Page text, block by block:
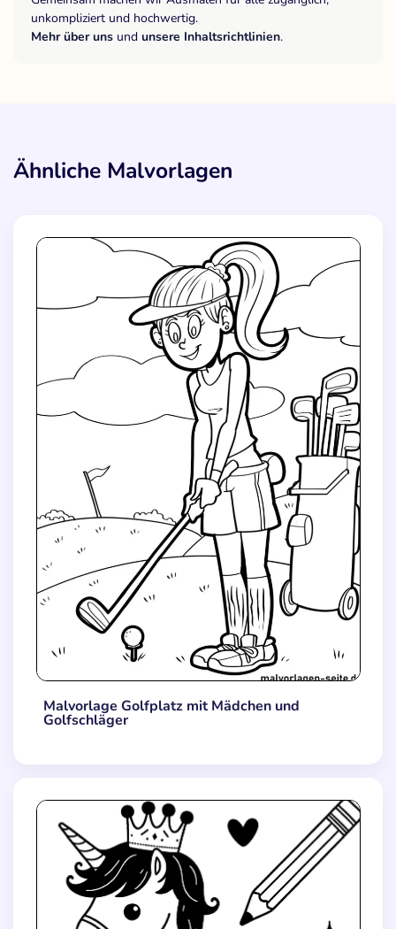
unkompliziert und hochwertig.
Mehr über uns und unsere Inhaltsrichtlinien.
Ähnliche Malvorlagen
Malvorlage Golfplatz mit Mädchen und
Golfschläger